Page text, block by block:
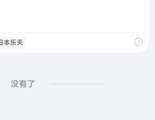
本乐天
没有了